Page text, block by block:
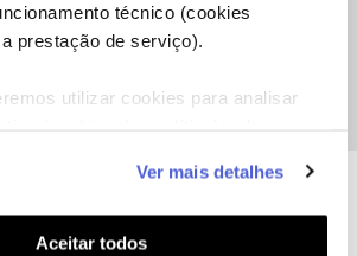
técnico (cookies
prestação de serviço).
utilizar cookies para analisar
de personalização e
anúncios aos seus interesses
personalizada). Pode gerir a
Ver mais detalhes
Aceitar todos
exatamente o mesmo, selecciono a conta
"nesta conta não é possivel consultar
não mandam as faturas corporate numa